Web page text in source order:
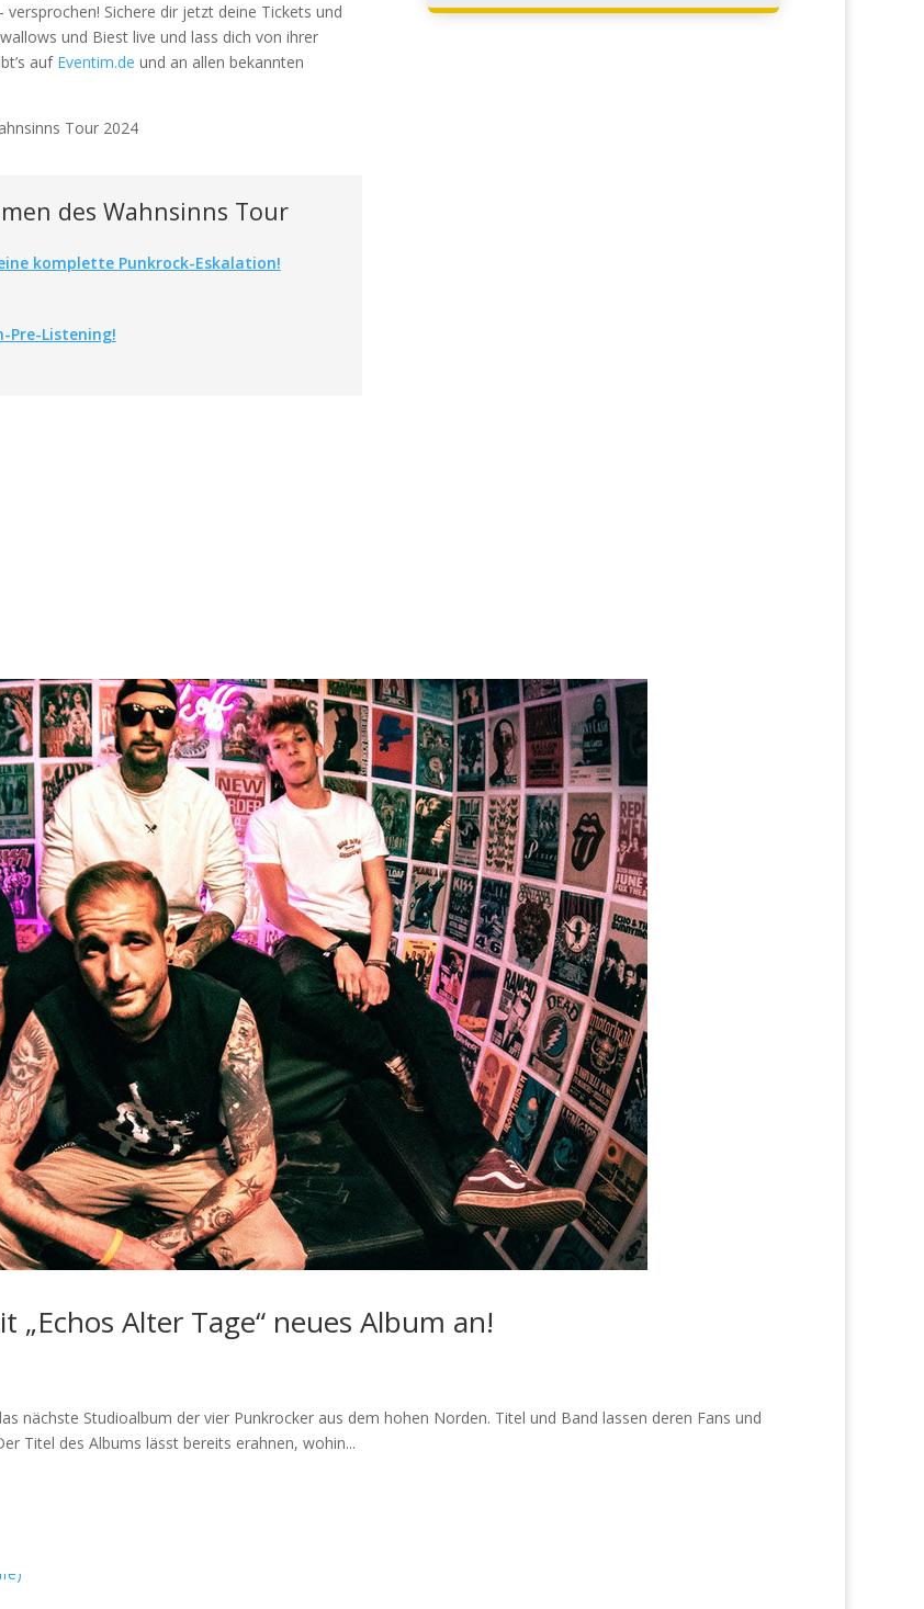
Sichere dir jetzt deine Tickets und
und Biest live und lass dich von ihrer
auf Eventim.de und an allen bekannten
des Wahnsinns Tour
komplette Punkrock-Eskalation!
Pre-Listening!
Alter Tage“ neues Album an!
nächste Studioalbum der vier Punkrocker aus dem hohen Norden. Titel und Band lassen deren Fans und
Titel des Albums lässt bereits erahnen, wohin...